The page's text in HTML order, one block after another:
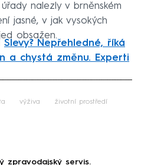
nalezly v brněnském
jasné, v jak vysokých
obsažen.
Slevy? Nepřehledné, říká
a chystá změnu. Experti
výživa životní prostředí
zpravodajský servis.